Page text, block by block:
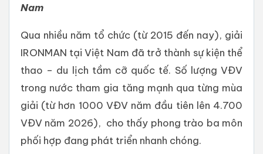
Nam
Qua nhiều năm tổ chức (từ 2015 đến nay), giải
IRONMAN tại Việt Nam đã trở thành sự kiện thể
thao – du lịch tầm cỡ quốc tế. Số lượng VĐV
trong nước tham gia tăng mạnh qua từng mùa
giải (từ hơn 1000 VĐV năm đầu tiên lên 4.700
VĐV năm 2026), cho thấy phong trào ba môn
phối hợp đang phát triển nhanh chóng.